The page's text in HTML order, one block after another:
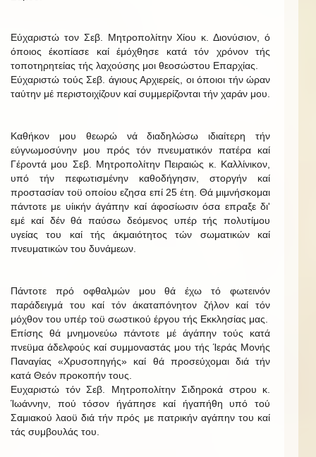
Εύχαριστώ τον Σεβ. Μητροπολίτην Χίου κ. Διονύσιον, ό
όποιος έκοπίασε καί έμόχθησε κατά τόν χρόνον τής
τοποτηρητείας τής λαχούσης μοι θεοσώστου Επαρχίας.
Εύχαριστώ τούς Σεβ. άγιους Αρχιερείς, οι όποιοι τήν ώραν
ταύτην μέ περιστοιχίζουν καί συμμερίζονται τήν χαράν μου.
Καθήκον μου θεωρώ νά διαδηλώσω ιδιαίτερη τήν
εύγνωμοσύνην μου πρός τόν πνευματικόν πατέρα καί
Γέροντά μου Σεβ. Μητροπολίτην Πειραιώς κ. Καλλίνικον,
υπό τήν πεφωτισμένην καθοδήγησιν, στοργήν καί
προστασίαν τοϋ οποίου εζησα επί 25 έτη. Θά μιμνήσκομαι
πάντοτε με υίικήν άγάπην καί άφοσίωσιν όσα επραξε δι'
εμέ καί δέν θά παύσω δεόμενος υπέρ τής πολυτίμου
υγείας του καί τής άκμαιότητος τών σωματικών καί
πνευματικών του δυνάμεων.
Πάντοτε πρό οφθαλμών μου θά έχω τό φωτεινόν
παράδειγμά του καί τόν άκαταπόνητον ζήλον καί τόν
μόχθον του υπέρ τοϋ σωστικού έργου τής Εκκλησίας μας.
Επίσης θά μνημονεύω πάντοτε μέ άγάπην τούς κατά
πνεϋμα άδελφούς καί συμμοναστάς μου τής Ίεράς Μονής
Παναγίας «Χρυσοπηγής» καί θά προσεύχομαι διά τήν
κατά Θεόν προκοπήν τους.
Ευχαριστώ τόν Σεβ. Μητροπολίτην Σιδηροκά στρου κ.
Ίωάννην, πού τόσον ήγάπησε καί ήγαπήθη υπό τού
Σαμιακού λαοϋ διά τήν πρός με πατρικήν αγάπην του καί
τάς συμβουλάς του.